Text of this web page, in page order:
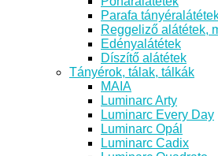
Parafa
Reggeliző alátétek,
Edényalátétek
Díszítő alátétek
Tányérok, tálak, tálkák
MAIA
Luminarc Arty
Luminarc Every Day
Luminarc Opál
Luminarc Cadix